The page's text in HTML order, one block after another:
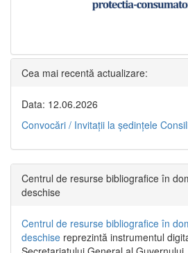
Cea mai recentă actualizare:
Data: 12.06.2026
Convocări / Invitaţii la şedinţele
Centrul de resurse bibliografice în
deschise
Centrul de resurse bibliografice în
deschise reprezintă instrumentul